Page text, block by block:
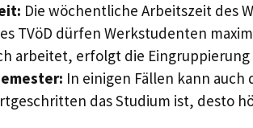
Die wöchentliche Arbeitszeit des
TVöD dürfen Werkstudenten
arbeitet, erfolgt die
In einigen Fällen kann
das Studium ist, desto